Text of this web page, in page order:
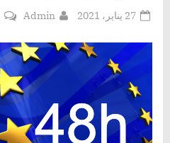
Posted
27 يناير، 2021 By
Admin